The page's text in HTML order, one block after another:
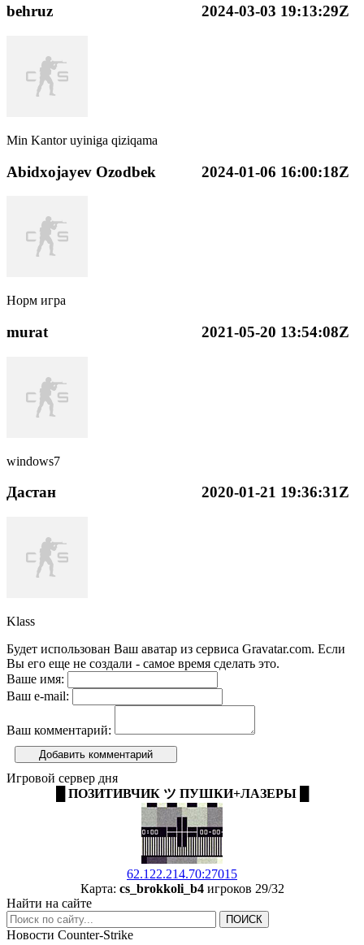
behruz 2024-03-03 19:13:29Z
Min Kantor uyiniga qiziqama
Abidxojayev Ozodbek 2024-01-06 16:00:18Z
Норм игра
murat 2021-05-20 13:54:08Z
windows7
Дастан 2020-01-21 19:36:31Z
Klass
Будет использован Ваш аватар из сервиса Gravatar.com. Если
Вы его еще не создали - самое время сделать это.
Ваше имя:
Ваш e-mail:
Ваш комментарий:
Добавить комментарий
Игровой сервер дня
█ ПОЗИТИВЧИК ツ ПУШКИ+ЛАЗЕРЫ █
62.122.214.70:27015
Карта: cs_brokkoli_b4игроков 29/32
Найти на сайте
Новости Counter-Strike